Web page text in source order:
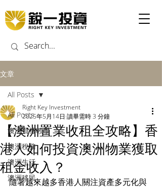
文章
All Posts
澳洲買樓教學
澳洲稅務
澳洲生活
澳洲移民
All Posts
【澳洲置業收租全攻略】香
港人如何投資澳洲物業獲取
租金收入？
Right Key Investment
2025年5月14日 讀畢需時 3 分鐘
隨著越來越多香港人關注資產多元化與